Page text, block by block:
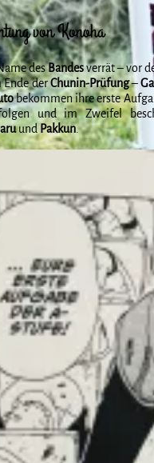
von Konoha
desBandesverrät – vor
Ende derChunin-Prüfung–
bekommen ihre erste
und im Zweifel
und Pakkun.